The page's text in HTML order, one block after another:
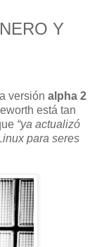
Y
versión alpha 2
está tan
“ya actualizó
para seres